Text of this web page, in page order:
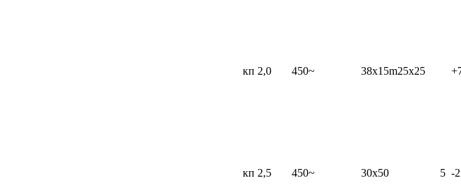
кп 2,0 450~ 38x15m25x25
кп 2,5 450~ 30x50 5 -